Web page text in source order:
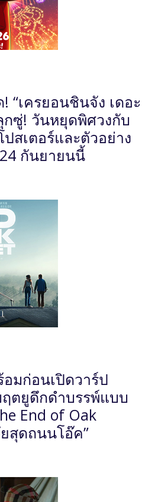
“เครยอนชินจัง เดอะ
ซู่! วันหยุดพิศวงกับ
ปสเตอร์และตัวอย่าง
กันยายนนี้
มก่อนเปิดวาร์ป
ตยูดึกดำบรรพ์แบบ
End of Oak
สุดถนนโอ๊ค”